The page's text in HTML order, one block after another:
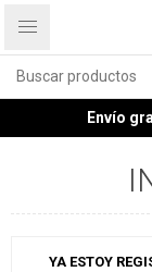
Envío
YA ESTOY